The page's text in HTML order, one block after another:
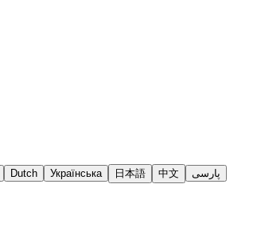
Dutch Українська 日本語 中文 پارسی